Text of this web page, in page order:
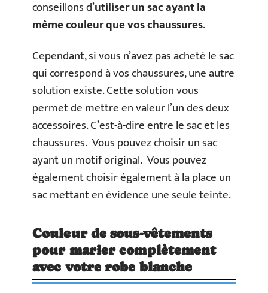
conseillons d’utiliser un sac ayant la
même couleur que vos chaussures.
Cependant, si vous n’avez pas acheté le sac
qui correspond à vos chaussures, une autre
solution existe. Cette solution vous
permet de mettre en valeur l’un des deux
accessoires. C’est-à-dire entre le sac et les
chaussures. Vous pouvez choisir un sac
ayant un motif original. Vous pouvez
également choisir également à la place un
sac mettant en évidence une seule teinte.
Couleur de sous-vêtements
pour marier complètement
avec votre robe blanche